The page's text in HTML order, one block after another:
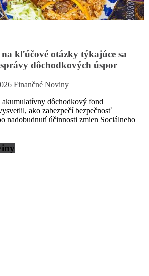
kľúčové otázky týkajúce sa
dôchodkových úspor
Finančné Noviny
dôchodkový fond
ako zabezpečí bezpečnosť
nadobudnutí účinnosti zmien Sociálneho